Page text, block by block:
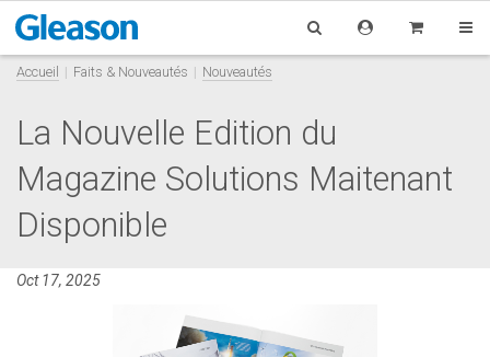
Accueil Faits & Nouveautés Nouveautés
La Nouvelle Edition du
Magazine Solutions Maitenant
Disponible
Oct 17, 2025